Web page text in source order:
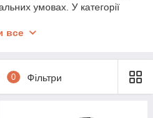
умовах. У категорії
все
0 Фільтри